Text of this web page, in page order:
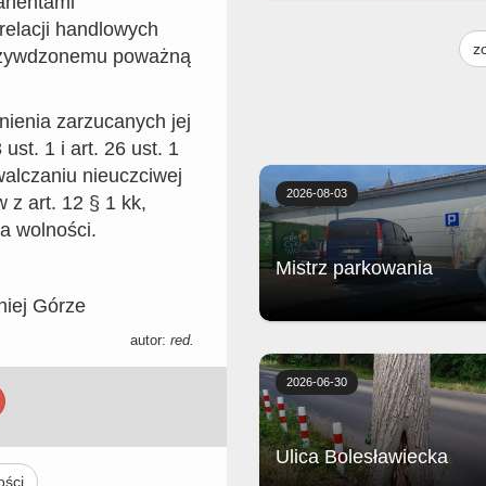
handlowych
poważną
zarzucanych jej
ust. 1 i art. 26 ust. 1
nieuczciwej
z art. 12 § 1 kk,
wolności.
Górze
autor: red.
frytkami, musztardą, sosem
Mistrz parkowania
2026-08-03
Ulica Bolesławiecka
2026-06-30